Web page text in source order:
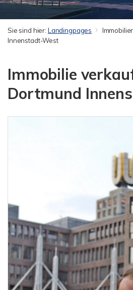
Sie sind hier: Landingpages
Innenstadt-West
Immobilie
Dortmund